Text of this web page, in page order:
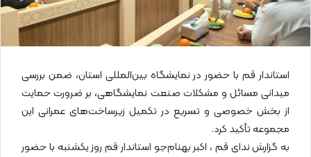
استاندار قم با حضور در نمایشگاه بین‌المللی استان، ضمن بررسی
میدانی مسائل و مشکلات صنعت نمایشگاهی، بر ضرورت حمایت
از بخش خصوصی و تسریع در تکمیل زیرساخت‌های عمرانی این
مجموعه تأکید کرد.
به گزارش ندای قم ، اکبر بهنام‌جو استاندار قم روز یکشنبه با حضور